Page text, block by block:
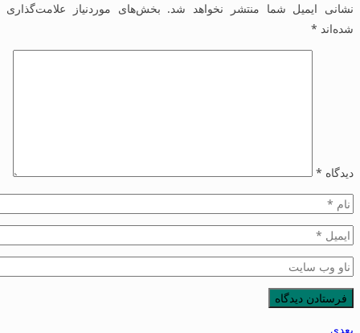
نشانی ایمیل شما منتشر نخواهد شد. بخش‌های موردنیاز علامت‌گذاری
شده‌اند *
دیدگاه *
بعدی